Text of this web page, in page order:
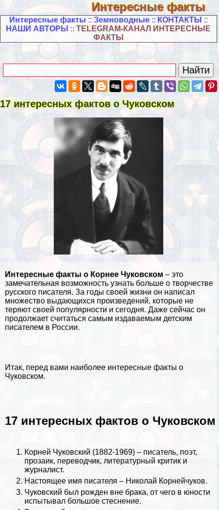
Интересные факты
Интересные факты :: Земноводные:: КОНТАКТЫ ::
НАШИ АВТОРЫ ::TELEGRAM-КАНАЛ ИНТЕРЕСНЫЕ
ФАКТЫ
17 интересных фактов о Чуковском
Интересные факты о Корнее Чуковском – это
замечательная возможность узнать больше о творчестве
русского писателя. За годы своей жизни он написал
множество выдающихся произведений, которые не
теряют своей популярности и сегодня. Даже сейчас он
продолжает считаться самым издаваемым детским
писателем в России.
Итак, перед вами наиболее интересные факты о
Чуковском.
17 интересных фактов о Чуковском
Корней Чуковский (1882-1969) – писатель, поэт,
прозаик, переводчик, литературный критик и
журналист.
Настоящее имя писателя – Николай Корнейчуков.
Чуковский был рожден вне бpaка, от чего в юности
испытывал большое стеснение.